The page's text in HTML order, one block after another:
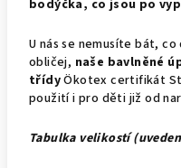
bodýčka, co jsou po
U nás se nemusíte bát,
obličej, naše bavlněné
třídyÖkotex certifikát
použití i pro děti již od
Tabulka velikostí